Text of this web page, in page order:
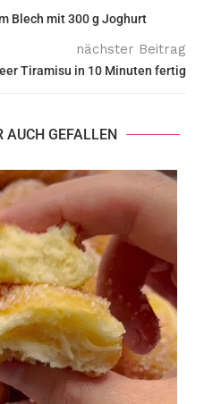
Blech mit 300 g Joghurt
nächster Beitrag
Tiramisu in 10 Minuten fertig
AUCH GEFALLEN